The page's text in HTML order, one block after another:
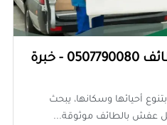
شركة نقل عفش بالطائف 0507790080 - خبرة
أحيائها وسكانها، يبحث
عفش بالطائف موثوقة...